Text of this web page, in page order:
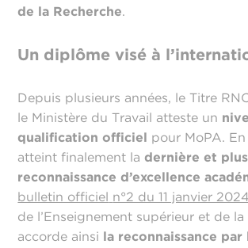
de la Recherche.
Un diplôme visé à
Depuis plusieurs années, le Titre
le Ministère du Travail atteste un
qualification officiel pour MoPA.
atteint finalement ladernière et
reconnaissance d’excellence
bulletin officiel n°2 du 11 janvier 2024
de l’Enseignement supérieur et de
accorde ainsi la reconnaissance par